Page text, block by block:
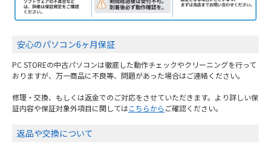
安心のパソコン6ヶ月保証
PC STOREの中古パソコンは徹底した動作チェックやクリーニングを行って
おりますが、万一商品に不良等、問題があった場合はご連絡ください。
修理・交換、もしくは返金でのご対応をさせていただきます。より詳しい保
証内容や保証対象外項目に関してはこちらから ご確認ください。
返品や交換について